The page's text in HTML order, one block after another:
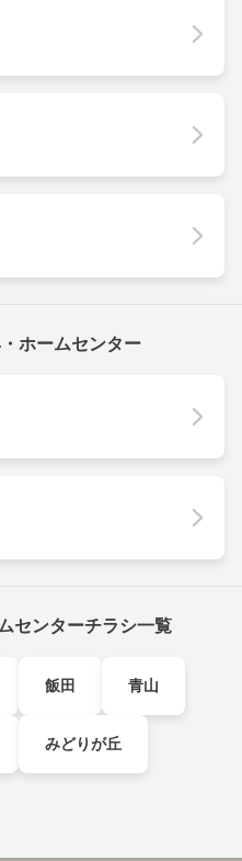
ホームセンター
センターチラシ一覧
飯田 青山
みどりが丘